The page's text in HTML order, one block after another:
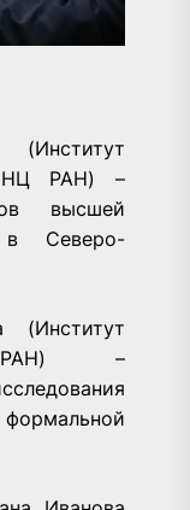
РАН) –
высшей
в Северо-
(Институт
РАН) –